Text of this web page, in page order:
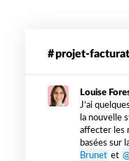
lorsque
Slack
EKM
projet-
Louise
J’ai
la nouvelle
affecter les
basées sur
Brunet et